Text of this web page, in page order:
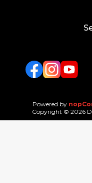
FacebookTwitterYouTube
Powered by
Copyright © 2026